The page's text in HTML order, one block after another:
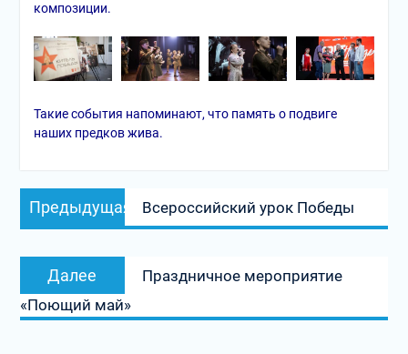
композиции.
Такие события напоминают, что память о подвиге
наших предков жива.
Навигация
по
Предыдущая
запись:
Всероссийский урок Победы
Далее
запись:
Праздничное мероприятие
«Поющий май»